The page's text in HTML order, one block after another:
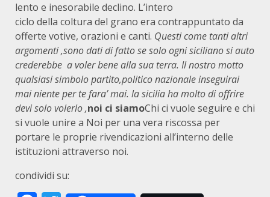
lento e inesorabile declino. L’intero
ciclo della coltura del grano era contrappuntato da
offerte votive, orazioni e canti. Questi come tanti altri
argomenti ,sono dati di fatto se solo ogni siciliano si auto
crederebbe a voler bene alla sua terra. Il nostro motto
qualsiasi simbolo partito,politico nazionale inseguirai
mai niente per te fara’ mai. la sicilia ha molto di offrire
devi solo volerlo ,noi ci siamoChi ci vuole seguire e chi
si vuole unire a Noi per una vera riscossa per
portare le proprie rivendicazioni all’interno delle
istituzioni attraverso noi.
condividi su: